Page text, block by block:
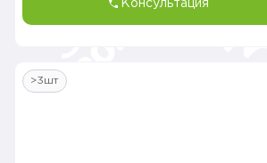
Консультация
>3шт